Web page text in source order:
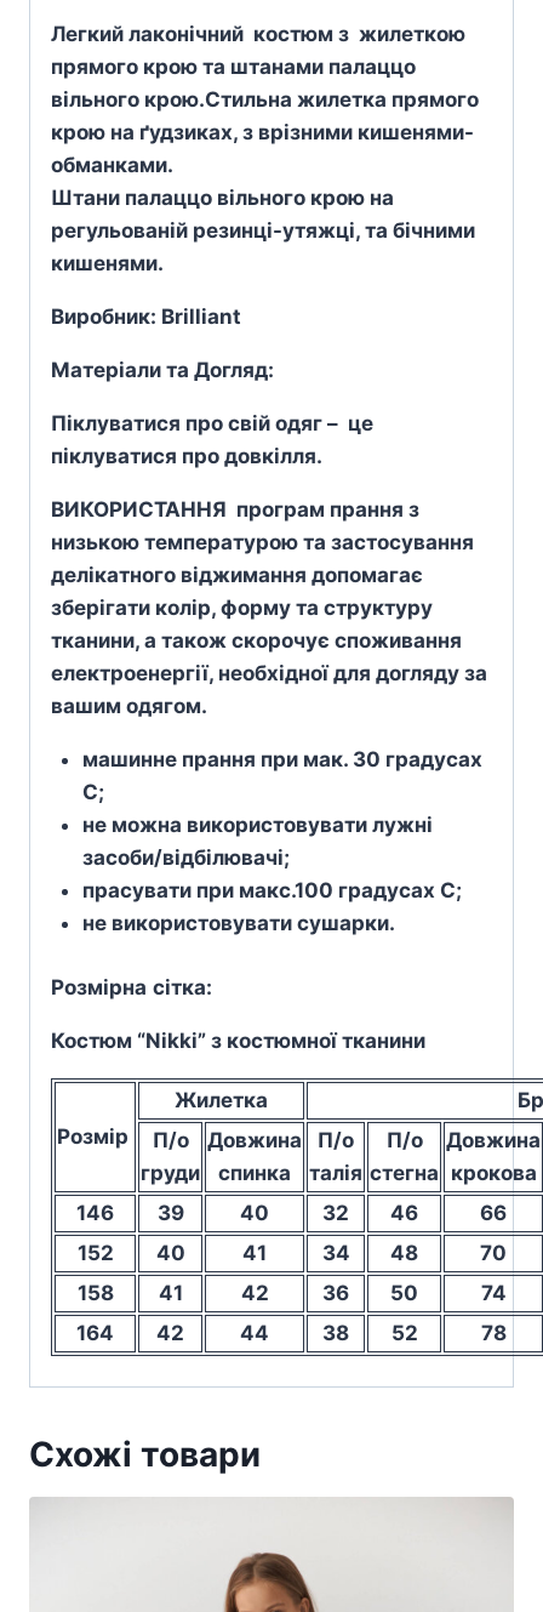
Легкий лаконічний костюм з жилеткою
прямого крою та штанами палаццо
вільного крою.Стильна жилетка прямого
крою на ґудзиках, з врізними кишенями-
обманками.
Штани палаццо вільного крою на
регульованій резинці-утяжці, та бічними
кишенями.
Виробник: Brilliant
Матеріали та Догляд:
Піклуватися про свій одяг – це
піклуватися про довкілля.
ВИКОРИСТАННЯ програм прання з
низькою температурою та застосування
делікатного віджимання допомагає
зберігати колір, форму та структуру
тканини, а також скорочує споживання
електроенергії, необхідної для догляду за
вашим одягом.
машинне прання при мак. 30 градусах
С;
не можна використовувати лужні
засоби/відбілювачі;
прасувати при макс.100 градусах С;
не використовувати сушарки.
Розмірна сітка:
Костюм “Nikki” з костюмної тканини
Розмір
Жилетка
П/о
груди
Довжина
спинка
П/о
талія
П/о
стегна
Довжина
крокова
146
39 40 32 46
66
152
40 41 34 48
70
158
41 42 36 50
74
164
42 44 38 52 78
Схожі товари